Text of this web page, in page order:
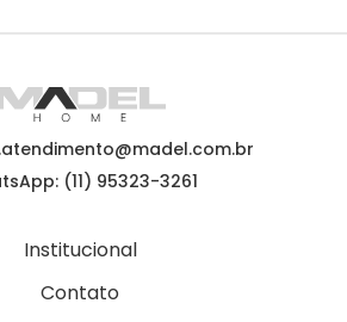
(11) 95323-3261
Institucional
Contato